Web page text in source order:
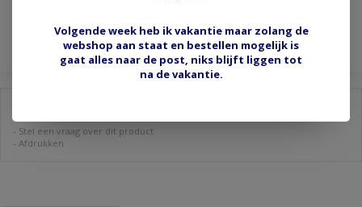
- Stel een vraag over dit product
- Afdrukken
Volgende week heb ik vakantie maar zolang de
webshop aan staat en bestellen mogelijk is
gaat alles naar de post, niks blijft liggen tot
na de vakantie.